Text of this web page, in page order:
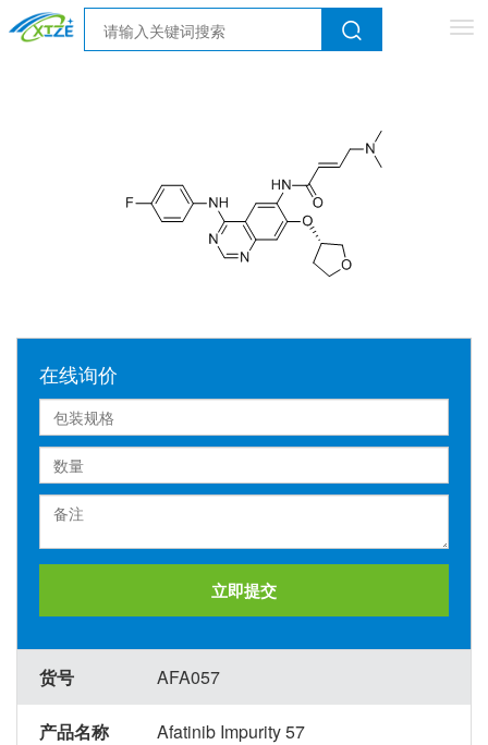
在线询价
立即提交
货号 AFA057
产品名称 Afatinib Impurity 57